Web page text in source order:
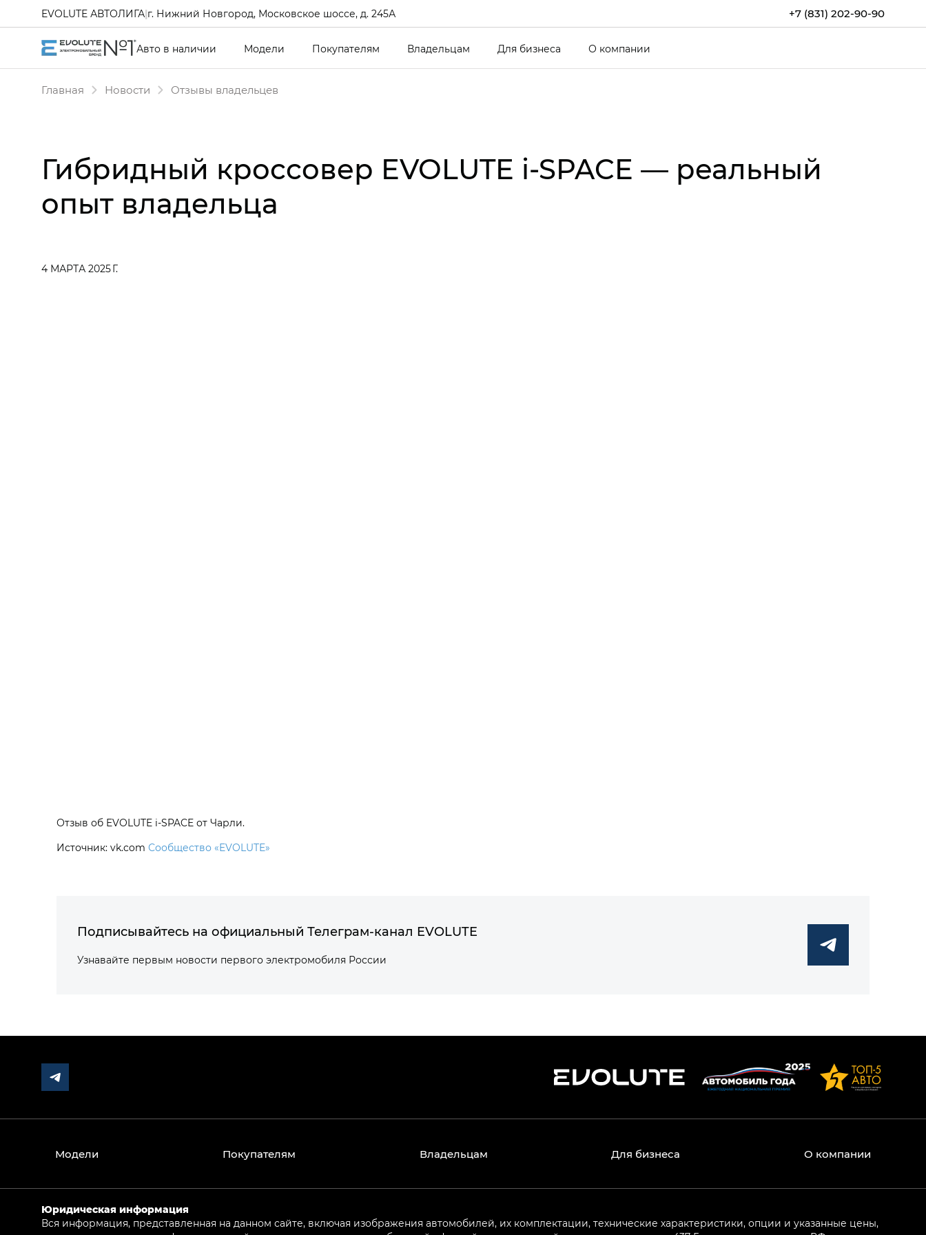
+7 (831) 202-90-90
EVOLUTE АВТОЛИГА|г. Нижний Новгород, Московское шоссе, д. 245А
Авто в наличии Модели Покупателям Владельцам Для бизнеса О компании
Главная Новости Отзывы владельцев
Гибридный кроссовер EVOLUTE i‑SPACE — реальный
опыт владельца
4 МАРТА 2025 Г.
Отзыв об EVOLUTE i‑SPACE от Чарли.
Источник: vk.com Сообщество «EVOLUTE»
Подписывайтесь на официальный Телеграм-канал EVOLUTE
Узнавайте первым новости первого электромобиля России
Модели Покупателям Владельцам Для бизнеса О компании
Юридическая информация
Вся информация, представленная на данном сайте, включая изображения автомобилей, их комплектации, технические характеристики, опции и указанные цены,